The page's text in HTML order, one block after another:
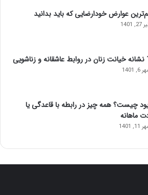
عوارض خودارضایی که باید بدانید
1401
6, 1401
چیست؟ همه چیز در رابطه با قاعدگی یا
ماهانه
1401